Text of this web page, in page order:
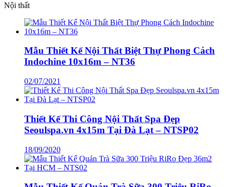
Nội thất
Mẫu Thiết Kế Nội Thất Biệt Thự Phong Cách
Indochine 10x16m – NT36
02/07/2021
Thiết Kế Thi Công Nội Thất Spa Đẹp
Seoulspa.vn 4x15m Tại Đà Lạt – NTSP02
18/09/2020